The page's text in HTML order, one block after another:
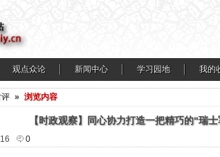
观点众论 新闻中心 学习园地 我的
评 » 浏览内容
【时政观察】同心协力打造一把精巧的“瑞
0